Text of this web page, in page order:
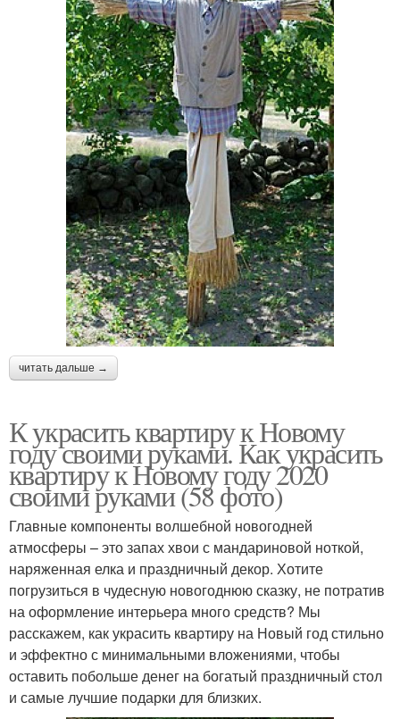
читать дальше →
К украсить квартиру к Новому
году своими руками. Как украсить
квартиру к Новому году 2020
своими руками (58 фото)
Главные компоненты волшебной новогодней
атмосферы – это запах хвои с мандариновой ноткой,
наряженная елка и праздничный декор. Хотите
погрузиться в чудесную новогоднюю сказку, не потратив
на оформление интерьера много средств? Мы
расскажем, как украсить квартиру на Новый год стильно
и эффектно с минимальными вложениями, чтобы
оставить побольше денег на богатый праздничный стол
и самые лучшие подарки для близких.